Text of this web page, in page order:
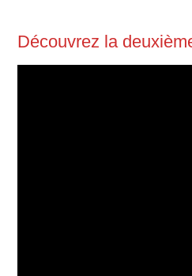
Découvrez la